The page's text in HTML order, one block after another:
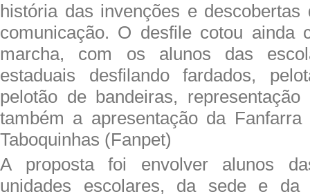
história das invenções e
comunicação. O desfile cotou ainda
marcha, com os alunos das
estaduais desfilando fardados,
pelotão de bandeiras,
também a apresentação da
Taboquinhas (Fanpet)
A proposta foi envolver alunos
unidades escolares, da sede e